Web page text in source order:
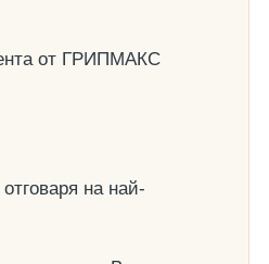
от ГРИПМАКС
на най-